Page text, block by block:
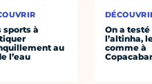
sports à
au
l’eau
On a testé
l’altinha,
comme à